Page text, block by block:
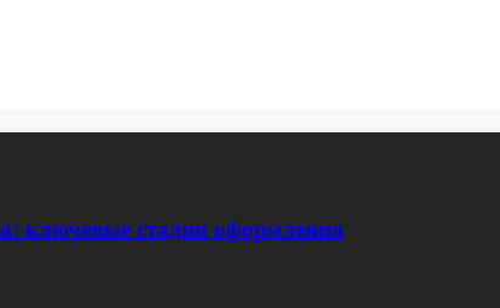
ключевые стадии оформления